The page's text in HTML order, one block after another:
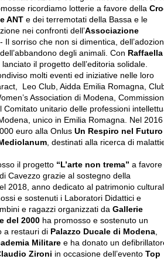
ricordiamo lotterie a favore della
ANT e dei terremotati della Bassa e le
nei confronti dell’Associazione
- Il sorriso che non si dimentica,
degli animali. Con Raffaella
il progetto dell’editoria solidale.
molti eventi ed iniziative nelle loro
Leo Club, Aidda Emilia Romagna,
Association di Modena,
Comitato unitario delle professioni
unico in Emilia Romagna. Nel 2016
euro alla Onlus Un Respiro nel Futuro
, destinati alla ricerca di
il progetto “L’arte non trema” a favore
Cavezzo grazie al sostegno della
2018, anno dedicato al patrimonio
e sostenuti i Laboratori Didattici e
e ragazzi organizzati da Gallerie
del 2000 ha promosso e sostenuto un
a restauri di Palazzo Ducale di Modena
Militare e ha donato un
Zironi in occasione dell’evento Top